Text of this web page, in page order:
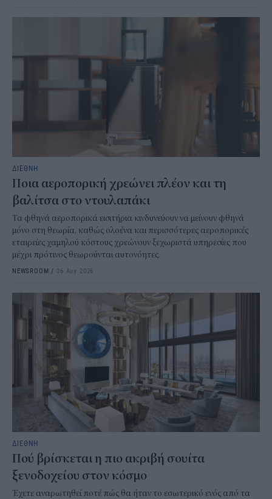
ΔΙΕΘΝΗ
Ποια αεροπορική χρεώνει πλέον και τη
βαλίτσα στο ντουλαπάκι
Τα φθηνά αεροπορικά εισιτήρια κινδυνεύουν να μείνουν φθηνά
μόνο στη θεωρία, καθώς ολοένα και περισσότερες αεροπορικές
εταιρείες χαμηλού κόστους χρεώνουν ξεχωριστά υπηρεσίες που
μέχρι πρότινος θεωρούνται αυτονόητες.
NEWSROOM / 06 Αυγ 2026
ΔΙΕΘΝΗ
Πού βρίσκεται η πιο ακριβή σουίτα
ξενοδοχείου στον κόσμο
Έχετε αναρωτηθεί ποτέ πώς θα ήταν το εσωτερικό ενός από τα